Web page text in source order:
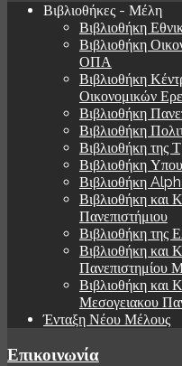
Βιβλιοθήκες - Μέλη
Βιβλιοθήκη
Βιβλιοθήκη
ΟΠΑ
Βιβλιοθήκη
Οικονομικών
Βιβλιοθήκη
Βιβλιοθήκη
Βιβλιοθήκη της
Βιβλιοθήκη
Βιβλιοθήκη
Βιβλιοθήκη και
Πανεπιστήμιου
Βιβλιοθήκη της
Βιβλιοθήκη και
Πανεπιστημίου
Βιβλιοθήκη και
Μεσογειακου
Ένταξη Νέου Μέλους
Επικοινωνία